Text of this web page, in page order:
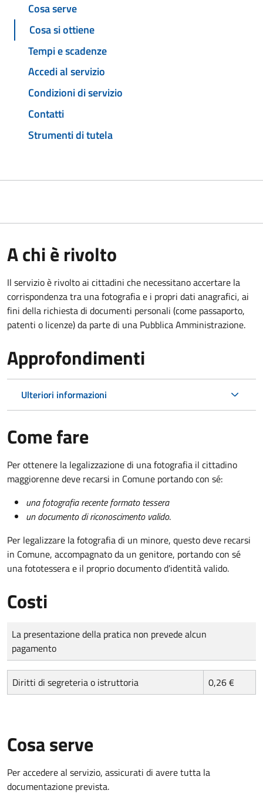
Cosa serve
Cosa si ottiene
Tempi e scadenze
Accedi al servizio
Condizioni di servizio
Contatti
Strumenti di tutela
A chi è rivolto
Il servizio è rivolto ai cittadini che necessitano accertare la
corrispondenza tra una fotografia e i propri dati anagrafici, ai
fini della richiesta di documenti personali (come passaporto,
patenti o licenze) da parte di una Pubblica Amministrazione.
Approfondimenti
Ulteriori informazioni
Come fare
Per ottenere la legalizzazione di una fotografia il cittadino
maggiorenne deve recarsi in Comune portando con sé:
una fotografia recente formato tessera
un documento di riconoscimento valido.
Per legalizzare la fotografia di un minore, questo deve recarsi
in Comune, accompagnato da un genitore, portando con sé
una fototessera e il proprio documento d'identità valido.
Costi
Tipo di pagamento
Importo
La presentazione della pratica non prevede alcun
pagamento
Diritti di segreteria o istruttoria 0,26 €
Cosa serve
Per accedere al servizio, assicurati di avere tutta la
documentazione prevista.